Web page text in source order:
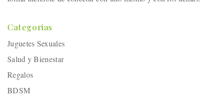
Categorias
Juguetes Sexuales
Salud y Bienestar
Regalos
BDSM